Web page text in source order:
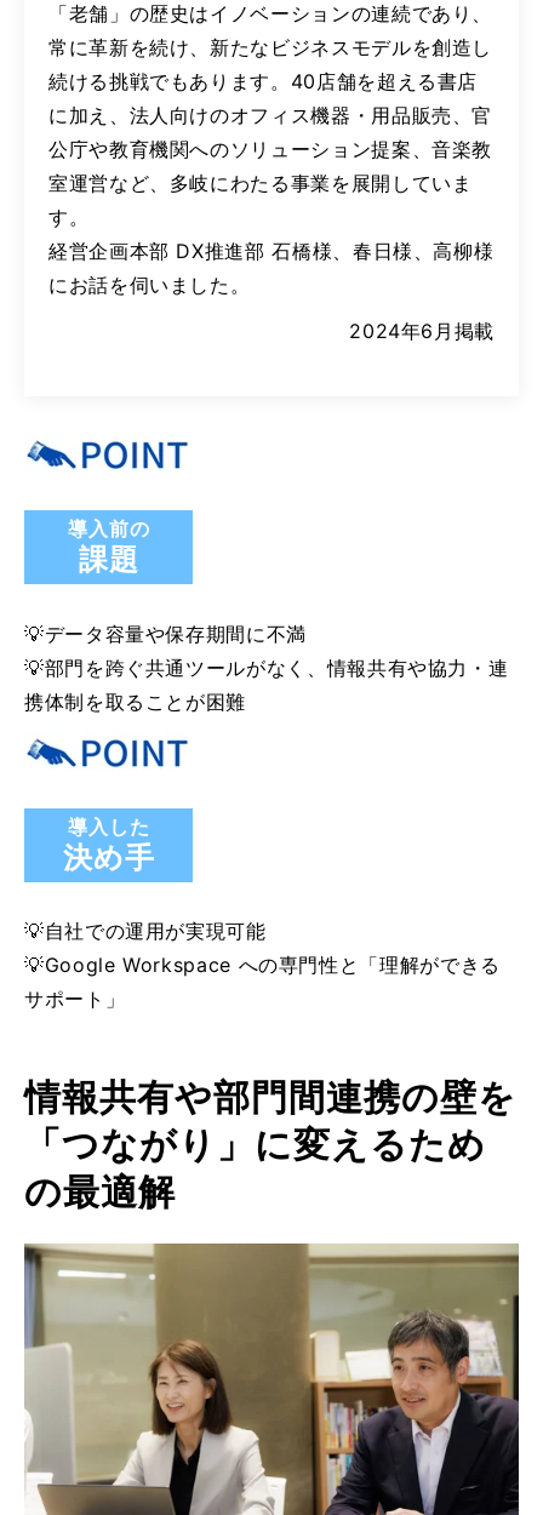
「老舗」の歴史はイノベーションの連続であり、
常に革新を続け、新たなビジネスモデルを創造し
続ける挑戦でもあります。40店舗を超える書店
に加え、法人向けのオフィス機器・用品販売、官
公庁や教育機関へのソリューション提案、音楽教
室運営など、多岐にわたる事業を展開していま
す。
経営企画本部 DX推進部 石橋様、春日様、高柳様
にお話を伺いました。
2024年6月掲載
導入前の
課題
💡データ容量や保存期間に不満
💡部門を跨ぐ共通ツールがなく、情報共有や協力・連
携体制を取ることが困難
導入した
決め手
💡自社での運用が実現可能
💡Google Workspace への専門性と「理解ができる
サポート」
情報共有や部門間連携の壁を
「つながり」に変えるため
の最適解